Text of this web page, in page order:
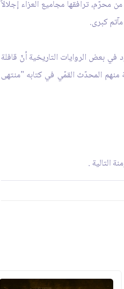
ترافقها مجاميع العزاء إجلالاً
كبرى.
في بعض الروايات التاريخية أنّ قافلة
منهم المحدّث القمّي في كتابه "منتهى
التالية .